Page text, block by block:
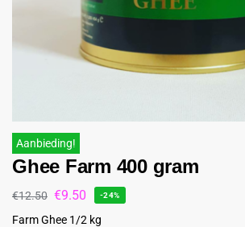
Aanbieding!
Ghee Farm 400 gram
€12.50 €9.50 -24%
Farm Ghee 1/2 kg